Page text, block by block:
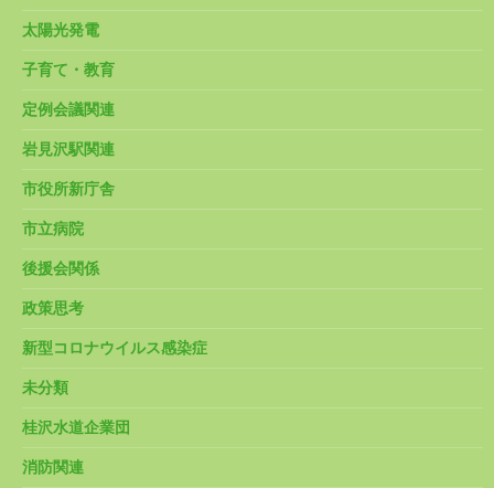
太陽光発電
子育て・教育
定例会議関連
岩見沢駅関連
市役所新庁舎
市立病院
後援会関係
政策思考
新型コロナウイルス感染症
未分類
桂沢水道企業団
消防関連